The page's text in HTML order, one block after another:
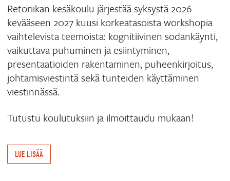
Retoriikan kesäkoulu järjestää syksystä 2026
kevääseen 2027 kuusi korkeatasoista workshopia
vaihtelevista teemoista: kognitiivinen sodankäynti,
vaikuttava puhuminen ja esiintyminen,
presentaatioiden rakentaminen, puheenkirjoitus,
johtamisviestintä sekä tunteiden käyttäminen
viestinnässä.
Tutustu koulutuksiin ja ilmoittaudu mukaan!
LUE LISÄÄ